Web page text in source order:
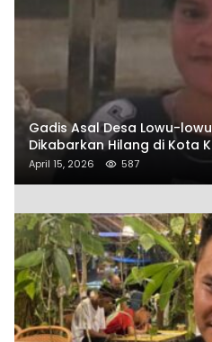
Gadis Asal Desa Lowu-
Dikabarkan Hilang di Kota
April 15, 2026 587